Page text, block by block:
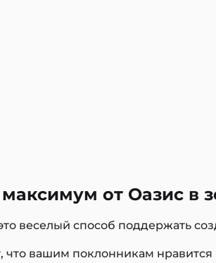
от Оазис в
веселый способ поддержать
вашим поклонникам нравится